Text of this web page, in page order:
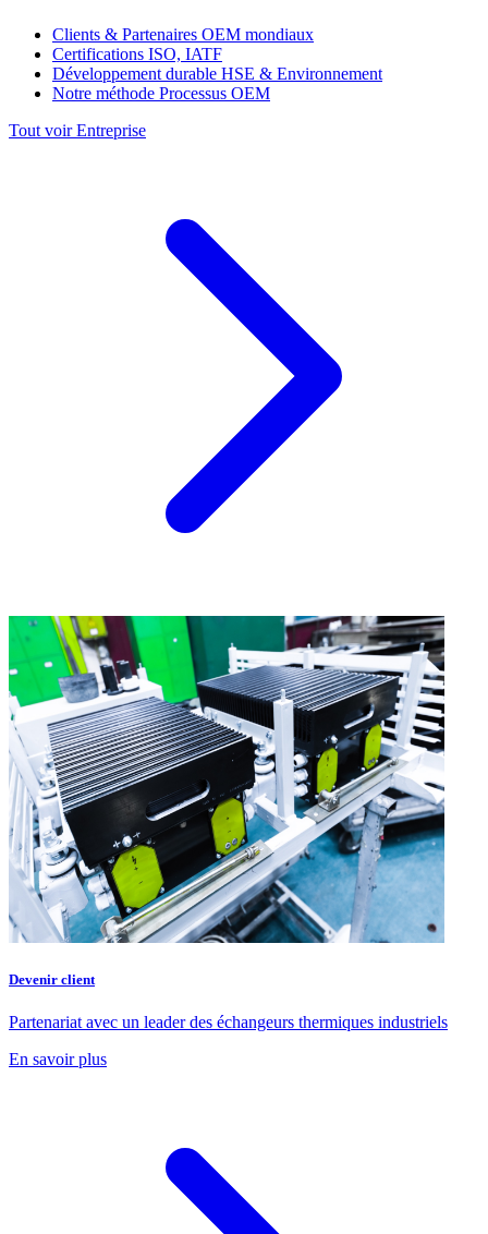
Clients & Partenaires OEM mondiaux
Certifications ISO, IATF
Développement durable HSE & Environnement
Notre méthode Processus OEM
Tout voir Entreprise
Devenir client
Partenariat avec un leader des échangeurs thermiques industriels
En savoir plus